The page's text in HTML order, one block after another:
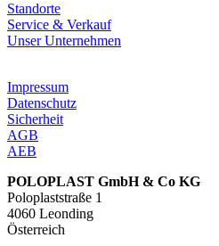
Standorte
Service & Verkauf
Unser Unternehmen
Impressum
Datenschutz
Sicherheit
AGB
AEB
POLOPLAST GmbH & Co KG
Poloplaststraße 1
4060 Leonding
Österreich